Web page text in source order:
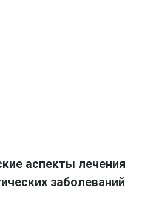
аспекты лечения
заболеваний